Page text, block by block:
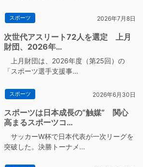
スポーツ 2026年7月8日
次世代アスリート72人を選定 上月
財団、2026年…
上月財団は、2026年度（第25回）の
「スポーツ選手支援事…
スポーツ 2026年6月30日
スポーツは日本成長の“触媒” 関心
高まるスポーツコ…
サッカーW杯で日本代表が一次リーグを
突破した。決勝トーナメ…